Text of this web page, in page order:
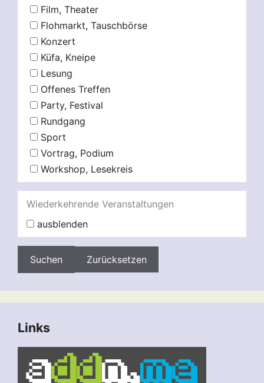
Film, Theater
Flohmarkt, Tauschbörse
Konzert
Küfa, Kneipe
Lesung
Offenes Treffen
Party, Festival
Rundgang
Sport
Vortrag, Podium
Workshop, Lesekreis
Wiederkehrende Veranstaltungen
ausblenden
Zurücksetzen
Links